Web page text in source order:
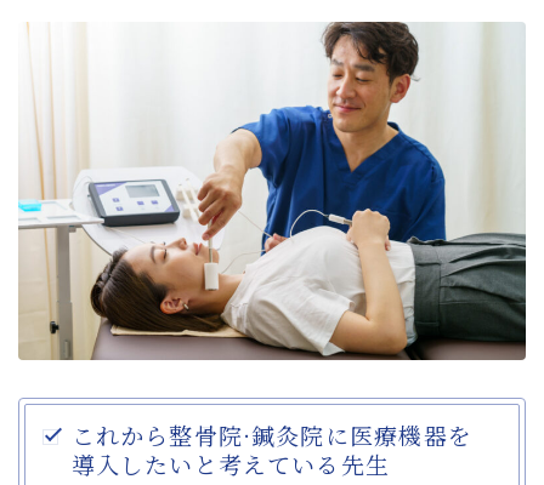
これから整骨院·鍼灸院に医療機器を
導入したいと考えている先生